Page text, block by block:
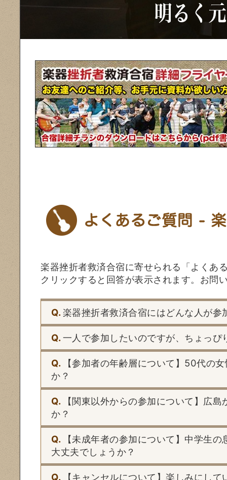
楽器挫折者救済合宿に寄せられる「よくあ
クリックすると回答が表示されます。お問
Q.楽器挫折者救済合宿にはどんな人が参
Q.一人で参加したいのですが、ちょっ
Q.
【参加者の年齢層について】50代の
か？
Q.
【関東以外からの参加について】広
か？
Q.
【未成年者の参加について】中学生
大丈夫でしょうか？
Q.
【キャンセルについて】楽しみにし